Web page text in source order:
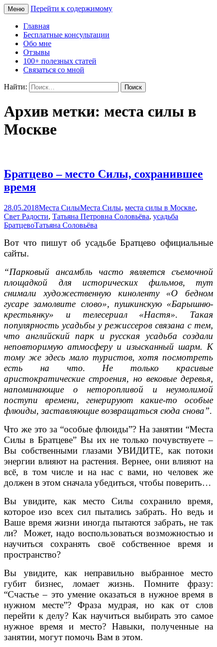
Свет Радости
Меню Перейти к содержимому
Главная
Бесплатные консультации
Обо мне
Отзывы
100+ полезных статей
Связаться со мной
Найти:
Архив метки: места силы в
Москве
Братцево – место Силы, сохранившее
время
28.05.2018Места СилыМеста Силы, места силы в Москве,
Свет Радости, Татьяна Петровна Соловьёва, усадьба
БратцевоТатьяна Соловьёва
Вот что пишут об усадьбе Братцево официальные
сайты.
“Парковый ансамбль часто является съемочной
площадкой для исторических фильмов, тут
снимали художественную киноленту «О бедном
гусаре замолвите слово», пушкинскую «Барышню-
крестьянку» и телесериал «Настя». Такая
популярность усадьбы у режиссеров связана с тем,
что английский парк и русская усадьба создали
неповторимую атмосферу и изысканный шарм. К
тому же здесь мало туристов, хотя посмотреть
есть на что. Не только красивые
аристократические строения, но вековые деревья,
напоминающие о неторопливой и неумолимой
поступи времени, генерируют какие-то особые
флюиды, заставляющие возвращаться сюда снова”.
Что же это за “особые флюиды”? На занятии “Места
Силы в Братцеве” Вы их не только почувствуете –
Вы собственными глазами УВИДИТЕ, как потоки
энергии влияют на растения. Вернее, они влияют на
всё, в том числе и на нас с вами, но человек же
должен в этом сначала убедиться, чтобы поверить…
Вы увидите, как место Силы сохранило время,
которое изо всех сил пытались забрать. Но ведь и
Ваше время жизни иногда пытаются забрать, не так
ли? Может, надо воспользоваться возможностью и
научиться сохранять своё собственное время и
пространство?
Вы увидите, как неправильно выбранное место
губит бизнес, ломает жизнь. Помните фразу:
“Счастье – это умение оказаться в нужное время в
нужном месте”? Фраза мудрая, но как от слов
перейти к делу? Как научиться выбирать это самое
нужное время и место? Навыки, полученные на
занятии, могут помочь Вам в этом.